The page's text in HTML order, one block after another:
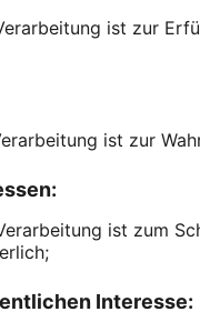
ist zur
ist zur
ist zum
Interesse: